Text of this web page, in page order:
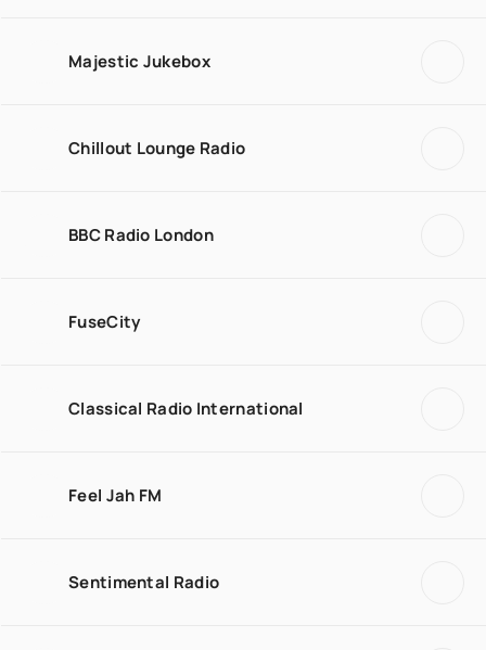
Majestic Jukebox
Chillout Lounge Radio
BBC Radio London
FuseCity
Classical Radio International
Feel Jah FM
Sentimental Radio